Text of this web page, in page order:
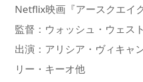
Netflix映画『アースクエイ
監督：ウォッシュ・ウェス
出演：アリシア・ヴィキャ
リー・キーオ他